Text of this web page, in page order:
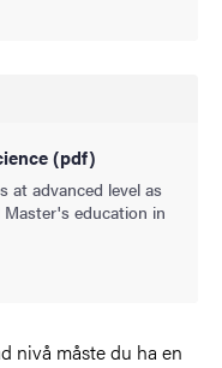
(pdf)
at advanced level as
education in
nivå måste du ha en